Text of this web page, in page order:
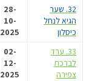
32. שער
הגיא לנחל
כיסלון
28-
10-
2025
33. ערד
לברכת
צפירה
02-
12-
2025